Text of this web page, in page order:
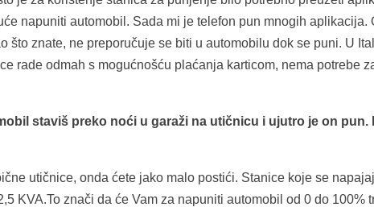
napuniti automobil. Sada mi je telefon pun mnogih aplikacija.
što znate, ne preporučuje se biti u automobilu dok se puni. U
rade odmah s mogućnošću plaćanja karticom, nema potrebe
staviš preko noći u garaži na utičnicu i ujutro je on pun.
utičnice, onda ćete jako malo postići. Stanice koje se
KVA.To znači da će Vam za napuniti automobil od 0 do 100%